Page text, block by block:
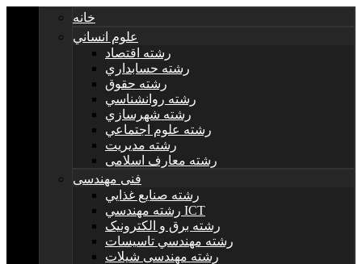
خانه
علوم انساني
رشته اقتصاد
رشته حسابداري
رشته حقوق
رشته روانشناسي
رشته شهرسازي
رشته علوم اجتماعي
رشته مديريت
رشته معارف اسلامی
فنی مهندسی
رشته صنايع غذايي
رشته مهندسي ICT
رشته برق و الکترونيک
رشته مهندسي تاسيسات
رشته مهندسی شیلات